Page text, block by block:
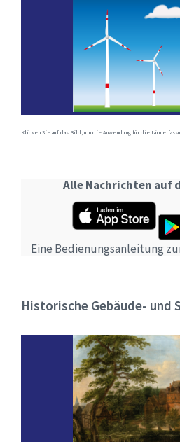
Klicken Sie auf das Bild, um die Anwendung für die
Alle Nachrichten auf
Eine Bedienungsanleitung
Historische Gebäude- und